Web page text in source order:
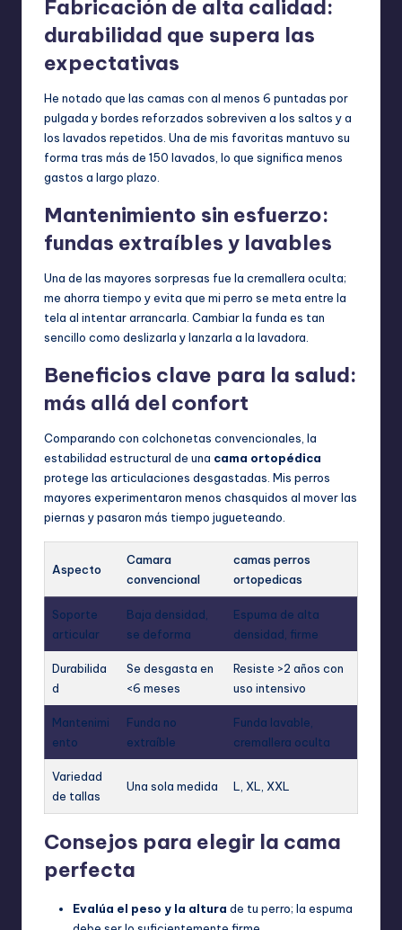
Fabricación de alta calidad:
durabilidad que supera las
expectativas
He notado que las camas con al menos 6 puntadas por
pulgada y bordes reforzados sobreviven a los saltos y a
los lavados repetidos. Una de mis favoritas mantuvo su
forma tras más de 150 lavados, lo que significa menos
gastos a largo plazo.
Mantenimiento sin esfuerzo:
fundas extraíbles y lavables
Una de las mayores sorpresas fue la cremallera oculta;
me ahorra tiempo y evita que mi perro se meta entre la
tela al intentar arrancarla. Cambiar la funda es tan
sencillo como deslizarla y lanzarla a la lavadora.
Beneficios clave para la salud:
más allá del confort
Comparando con colchonetas convencionales, la
estabilidad estructural de una cama ortopédica
protege las articulaciones desgastadas. Mis perros
mayores experimentaron menos chasquidos al mover las
piernas y pasaron más tiempo jugueteando.
Aspecto
Camara
convencional
camas perros
ortopedicas
Soporte
articular
Baja densidad,
se deforma
Espuma de alta
densidad, firme
Durabilida
d
Se desgasta en
<6 meses
Resiste >2 años con
uso intensivo
Mantenimi
ento
Funda no
extraíble
Funda lavable,
cremallera oculta
Variedad
de tallas
Una sola medida L, XL, XXL
Consejos para elegir la cama
perfecta
Evalúa el peso y la altura de tu perro; la espuma